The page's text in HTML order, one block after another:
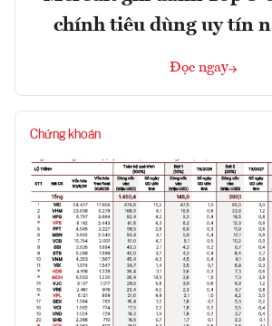
chính tiêu dùng uy tín
Đọc ngay
Chứng khoán